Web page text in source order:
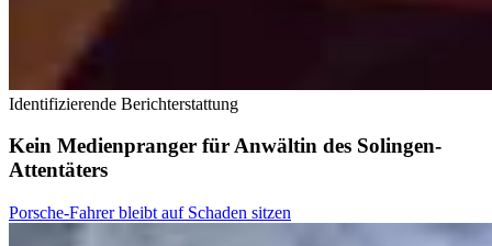
Identifizierende Berichterstattung
Kein Medienpranger für Anwältin des Solingen-
Attentäters
Porsche-Fahrer bleibt auf Schaden sitzen